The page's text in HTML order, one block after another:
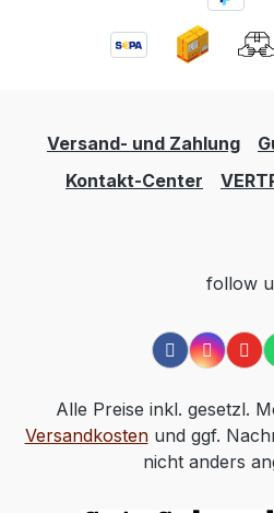
Versand- und Zahlung
Kontakt-Center
follow
Alle Preise inkl. gesetzl.
Versandkostenund ggf.
nicht anders